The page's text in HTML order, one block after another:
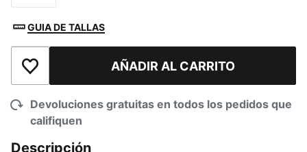
GUIA DE TALLAS
Añadir a la lista de deseosAÑADIR AL CARRITO
Devoluciones gratuitas en todos los pedidos que
califiquen
Descripción